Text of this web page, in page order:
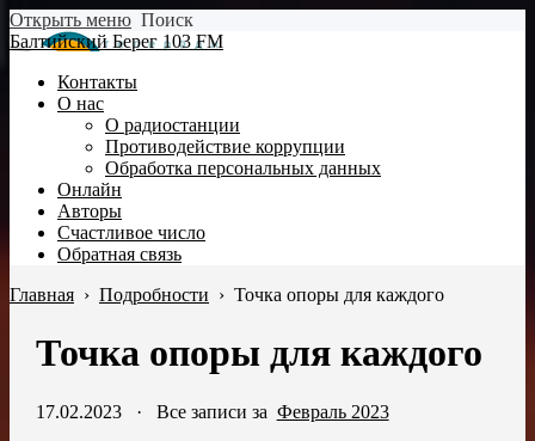
Открыть меню Поиск
Балтийский Берег 103 FM
Контакты
О нас
О радиостанции
Противодействие коррупции
Обработка персональных данных
Онлайн
Авторы
Счастливое число
Обратная связь
Главная › Подробности › Точка опоры для каждого
Точка опоры для каждого
17.02.2023· Все записи за Февраль 2023